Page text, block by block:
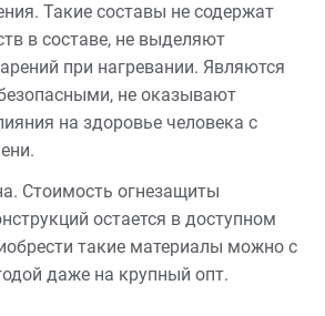
Такие составы не содержат
в составе, не выделяют
при нагревании. Являются
не оказывают
на здоровье человека с
Стоимость огнезащиты
остается в доступном
такие материалы можно с
даже на крупный опт.